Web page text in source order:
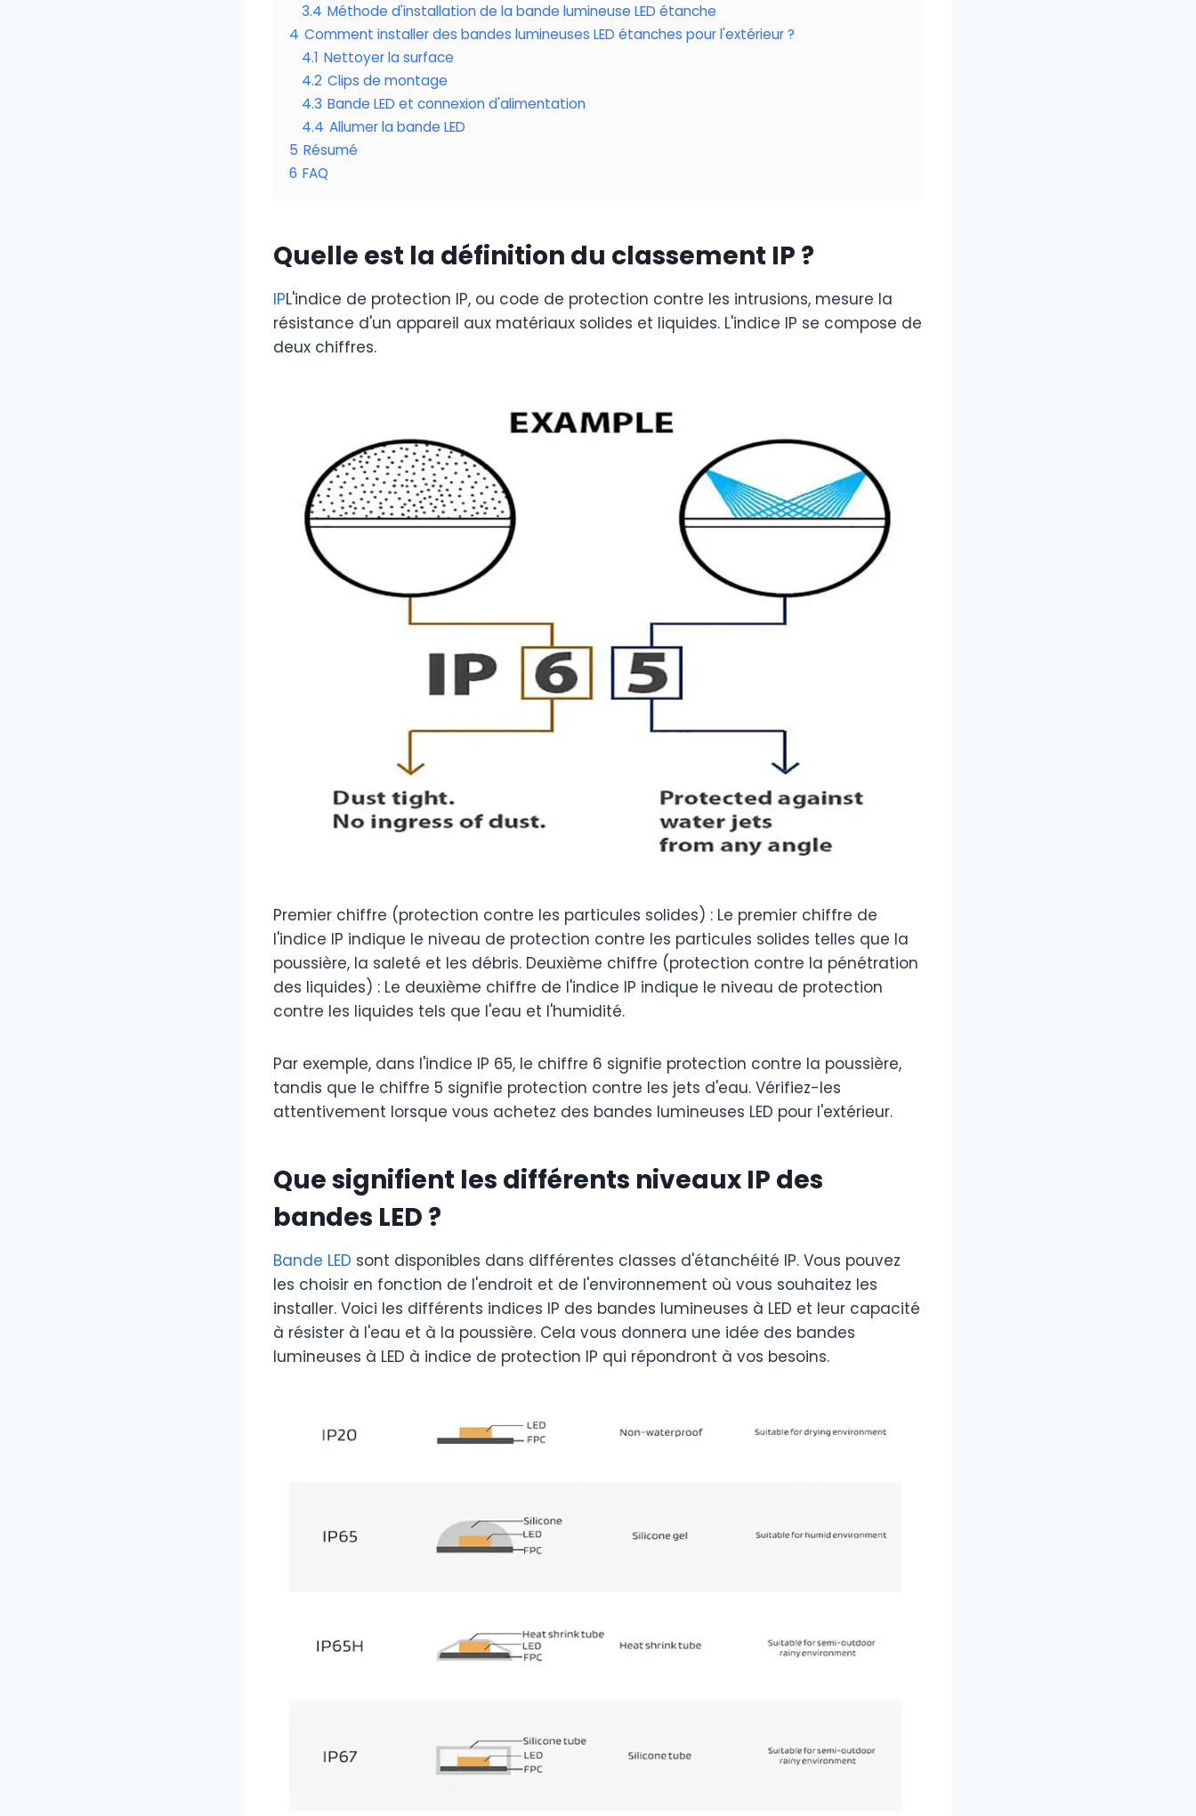
3.4 Méthode d'installation de la bande lumineuse LED étanche
4 Comment installer des bandes lumineuses LED étanches pour l'extérieur ?
4.1 Nettoyer la surface
4.2 Clips de montage
4.3 Bande LED et connexion d'alimentation
4.4 Allumer la bande LED
5 Résumé
6 FAQ
Quelle est la définition du classement IP ?
IPL'indice de protection IP, ou code de protection contre les intrusions, mesure la
résistance d'un appareil aux matériaux solides et liquides. L'indice IP se compose de
deux chiffres.
Premier chiffre (protection contre les particules solides) : Le premier chiffre de
l'indice IP indique le niveau de protection contre les particules solides telles que la
poussière, la saleté et les débris. Deuxième chiffre (protection contre la pénétration
des liquides) : Le deuxième chiffre de l'indice IP indique le niveau de protection
contre les liquides tels que l'eau et l'humidité.
Par exemple, dans l'indice IP 65, le chiffre 6 signifie protection contre la poussière,
tandis que le chiffre 5 signifie protection contre les jets d'eau. Vérifiez-les
attentivement lorsque vous achetez des bandes lumineuses LED pour l'extérieur.
Que signifient les différents niveaux IP des
bandes LED ?
Bande LED sont disponibles dans différentes classes d'étanchéité IP. Vous pouvez
les choisir en fonction de l'endroit et de l'environnement où vous souhaitez les
installer. Voici les différents indices IP des bandes lumineuses à LED et leur capacité
à résister à l'eau et à la poussière. Cela vous donnera une idée des bandes
lumineuses à LED à indice de protection IP qui répondront à vos besoins.